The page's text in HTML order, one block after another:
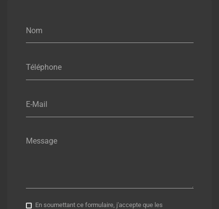
Nom
Téléphone
E-Mail
Message
En soumettant ce formulaire, j'accepte que les